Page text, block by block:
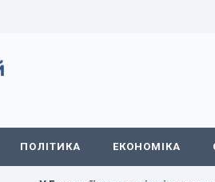
ПОЛІТИКА ЕКОНОМІКА